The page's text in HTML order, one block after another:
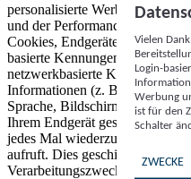
personalisierte Werbung und
und der Performance von
Cookies, Endgeräte- oder
basierte Kennungen, zufällig
netzwerkbasierte Kennungen)
Informationen (z. B.
Sprache, Bildschirmgröße,
Ihrem Endgerät gespeichert
jedes Mal wiederzuerkennen,
aufruft. Dies geschieht für einen
Verarbeitungszwecke.
Vielen
Login-
Werbung
ist für den
Schalter
ZWECKE